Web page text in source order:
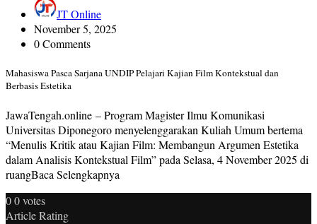
JT Online
November 5, 2025
0 Comments
Mahasiswa Pasca Sarjana UNDIP Pelajari Kajian Film Kontekstual dan
Berbasis Estetika
JawaTengah.online – Program Magister Ilmu Komunikasi
Universitas Diponegoro menyelenggarakan Kuliah Umum bertema
“Menulis Kritik atau Kajian Film: Membangun Argumen Estetika
dalam Analisis Kontekstual Film” pada Selasa, 4 November 2025 di
ruangBaca Selengkapnya
00votes
Article Rating